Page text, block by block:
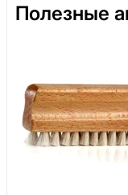
Полезные